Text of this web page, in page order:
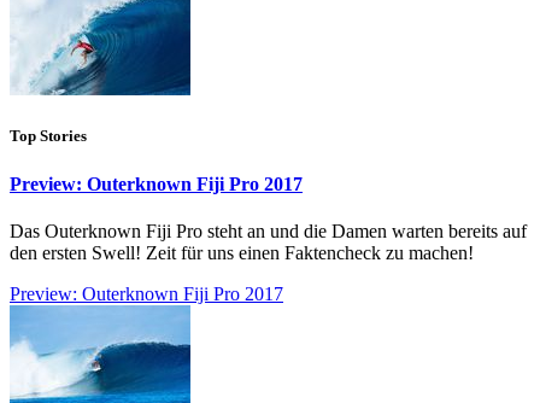
Top Stories
Preview: Outerknown Fiji Pro 2017
Das Outerknown Fiji Pro steht an und die Damen warten bereits auf
den ersten Swell! Zeit für uns einen Faktencheck zu machen!
Preview: Outerknown Fiji Pro 2017